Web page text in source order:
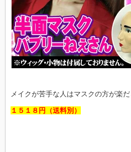
メイクが苦手な人はマスクの方が楽だ
１５１８円（送料別）